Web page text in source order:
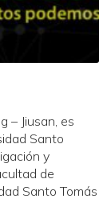
– Jiusan, es
Santo
y
de
Santo Tomás